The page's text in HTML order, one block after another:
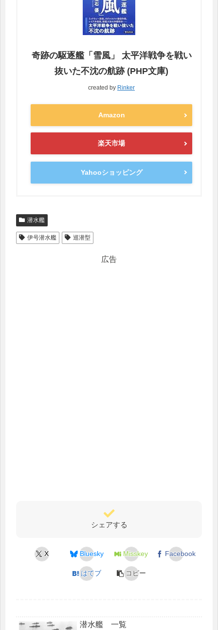
奇跡の駆逐艦「雪風」 太平洋戦争を戦い
抜いた不沈の航跡 (PHP文庫)
created by Rinker
Amazon
楽天市場
Yahooショッピング
潜水艦
伊号潜水艦 巡潜型
広告
シェアする
X Bluesky Misskey Facebook
はてブ コピー
潜水艦 一覧